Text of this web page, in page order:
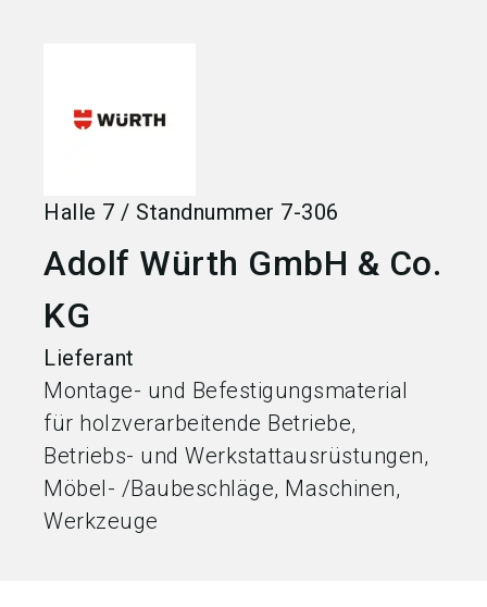
Halle 7 / Standnummer 7-306
Adolf Würth GmbH & Co.
KG
Lieferant
Montage- und Befestigungsmaterial
für holzverarbeitende Betriebe,
Betriebs- und Werkstattausrüstungen,
Möbel- /Baubeschläge, Maschinen,
Werkzeuge